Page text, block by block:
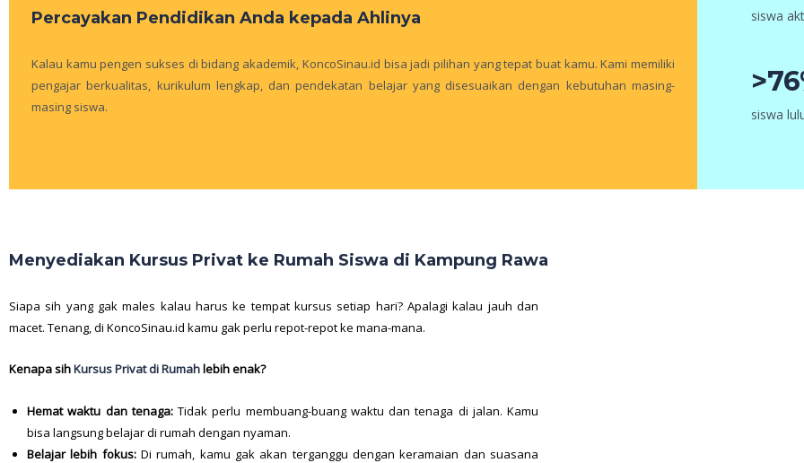
Percayakan Pendidikan Anda kepada Ahlinya
Kalau kamu pengen sukses di bidang akademik, KoncoSinau.id bisa jadi pilihan yang tepat buat kamu. Kami memiliki
pengajar berkualitas, kurikulum lengkap, dan pendekatan belajar yang disesuaikan dengan kebutuhan masing-
masing siswa.
siswa
siswa
Menyediakan Kursus Privat ke Rumah Siswa di Kampung Rawa
Siapa sih yang gak males kalau harus ke tempat kursus setiap hari? Apalagi kalau jauh dan
macet. Tenang, di KoncoSinau.id kamu gak perlu repot-repot ke mana-mana.
Kenapa sihKursus Privat di Rumahlebih enak?
Hemat waktu dan tenaga:Tidak perlu membuang-buang waktu dan tenaga di jalan. Kamu
bisa langsung belajar di rumah dengan nyaman.
Belajar lebih fokus:Di rumah, kamu gak akan terganggu dengan keramaian dan suasana